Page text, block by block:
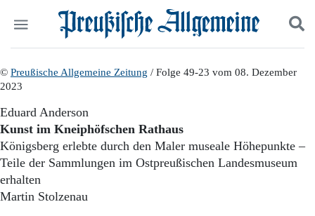
Politik
Gesellschaft
Leben
Geschichte
Suchen und finden
© Preußische Allgemeine Zeitung / Folge 49-23 vom 08. Dezember
2023
Eduard Anderson
Kunst im Kneiphöfschen Rathaus
Königsberg erlebte durch den Maler museale Höhepunkte –
Teile der Sammlungen im Ostpreußischen Landesmuseum
erhalten
Martin Stolzenau